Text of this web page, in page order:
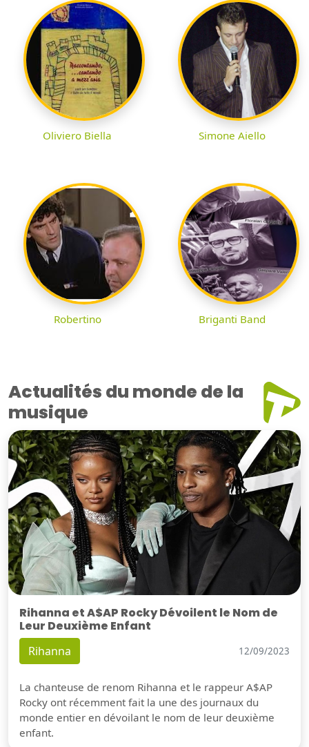
Oliviero Biella Simone Aiello
Robertino Briganti Band
Actualités du monde de la
musique
Rihanna et A$AP Rocky Dévoilent le Nom de
Leur Deuxième Enfant
Rihanna 12/09/2023
La chanteuse de renom Rihanna et le rappeur A$AP
Rocky ont récemment fait la une des journaux du
monde entier en dévoilant le nom de leur deuxième
enfant.